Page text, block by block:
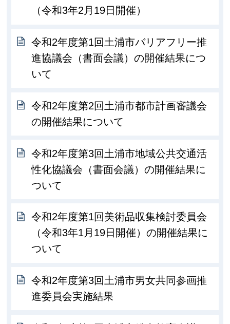
（令和3年2月19日開催）
令和2年度第1回土浦市バリアフリー推
進協議会（書面会議）の開催結果につ
いて
令和2年度第2回土浦市都市計画審議会
の開催結果について
令和2年度第3回土浦市地域公共交通活
性化協議会（書面会議）の開催結果に
ついて
令和2年度第1回美術品収集検討委員会
（令和3年1月19日開催）の開催結果に
ついて
令和2年度第3回土浦市男女共同参画推
進委員会実施結果